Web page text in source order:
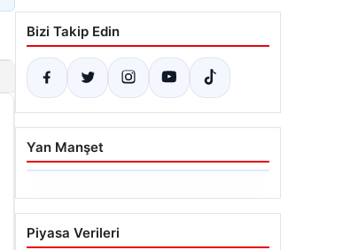
Bizi Takip Edin
Yan Manşet
05.08.2026
Yatırım araçlarının haftalık
performansı nasıl oldu?
Piyasa Verileri